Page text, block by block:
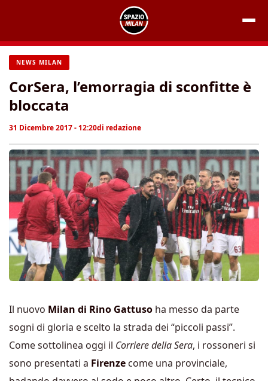
contenuto
NEWS MILAN
CorSera, l’emorragia di sconfitte è
bloccata
31 Dicembre 2017 - 12:20di redazione
Il nuovo Milan di Rino Gattuso ha messo da parte
sogni di gloria e scelto la strada dei “piccoli passi”.
Come sottolinea oggi il Corriere della Sera, i rossoneri si
sono presentati a Firenze come una provinciale,